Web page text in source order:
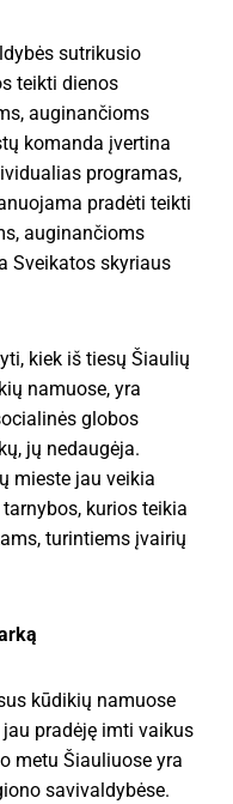
sutrikusio
teikti dienos
auginančioms
komanda įvertina
programas,
pradėti teikti
auginančioms
Sveikatos skyriaus
kiek iš tiesų Šiaulių
namuose, yra
globos
jų nedaugėja.
mieste jau veikia
kurios teikia
turintiems įvairių
kūdikių namuose
pradėję imti vaikus
metu Šiauliuose yra
savivaldybėse.